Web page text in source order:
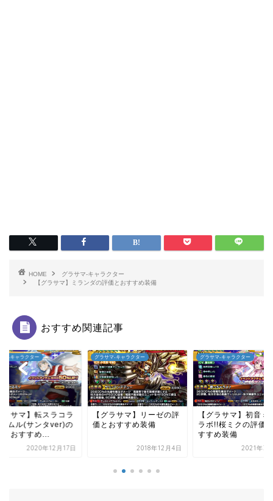
HOME
グラサマ-キャラクター
【グラサマ】ミランダの評価とおすすめ装備
おすすめ関連記事
マ-キャラクター
ラサマ】リーゼの評
おすすめ装備
2018年12月4日
グラサマ-キャラクター
【グラサマ】初音ミクコ
ラボ!!桜ミクの評価とお
2021年3月21日
グラサマ-キャラクター
【グラサマ】エルメ
の評価とおすすめ装
2020年4